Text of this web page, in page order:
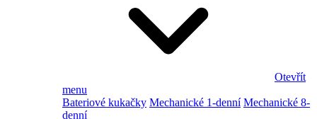
Otevřít
menu
Bateriové kukačky Mechanické 1-denní Mechanické 8-
denní